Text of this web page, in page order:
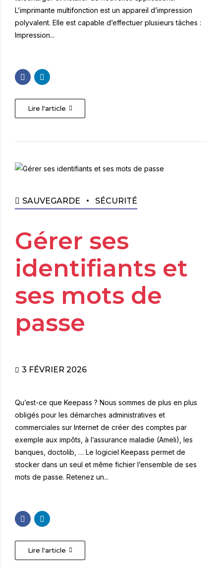
L’imprimante multifonction est un appareil d’impression
polyvalent. Elle est capable d’effectuer plusieurs tâches :
Impression...
Lire l'article
SAUVEGARDE SÉCURITÉ
Gérer ses
identifiants et
ses mots de
passe
3 FÉVRIER 2026
Qu’est-ce que Keepass ? Nous sommes de plus en plus
obligés pour les démarches administratives et
commerciales sur Internet de créer des comptes par
exemple aux impôts, à l’assurance maladie (Ameli), les
banques, doctolib, … Le logiciel Keepass permet de
stocker dans un seul et même fichier l’ensemble de ses
mots de passe. Retenez un...
Lire l'article